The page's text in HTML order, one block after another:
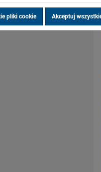
pliki cookie Akceptuj